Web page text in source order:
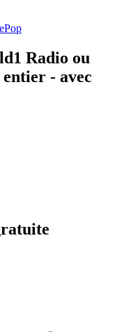
Pop
Radio ou
- avec